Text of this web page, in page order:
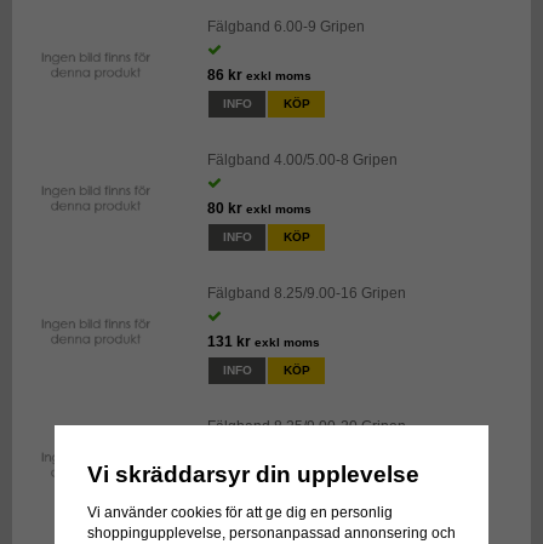
Fälgband 6.00-9 Gripen
86 kr exkl moms
INFO KÖP
Fälgband 4.00/5.00-8 Gripen
80 kr exkl moms
INFO KÖP
Fälgband 8.25/9.00-16 Gripen
131 kr exkl moms
INFO KÖP
Fälgband 8.25/9.00-20 Gripen
171 kr exkl moms
INFO KÖP
Vi skräddarsyr din upplevelse
Vi använder cookies för att ge dig en personlig
shoppingupplevelse, personanpassad annonsering och